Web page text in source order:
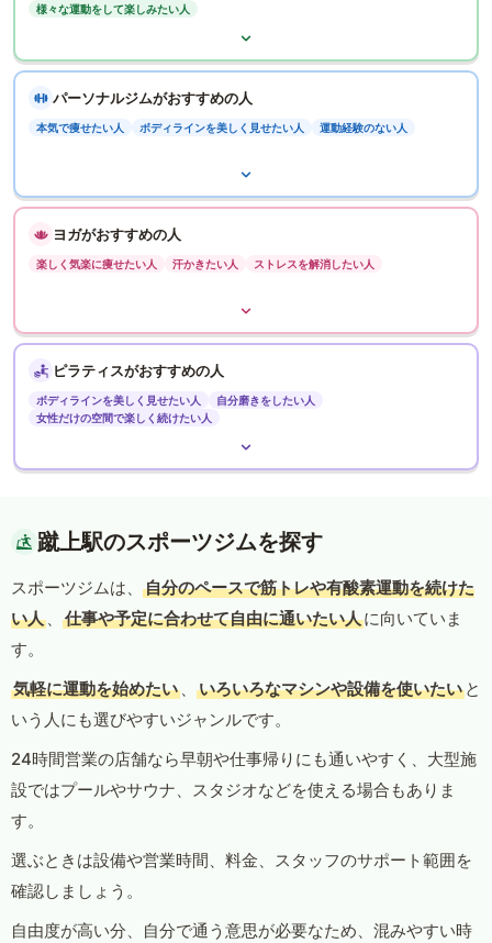
様々な運動をして楽しみたい人
パーソナルジムがおすすめの人
本気で痩せたい人 ボディラインを美しく見せたい人 運動経験のない人
ヨガがおすすめの人
楽しく気楽に痩せたい人 汗かきたい人 ストレスを解消したい人
ピラティスがおすすめの人
ボディラインを美しく見せたい人
自分磨きをしたい人
女性だけの空間で楽しく続けたい人
蹴上駅のスポーツジムを探す
スポーツジムは、
自分のペースで筋トレや有酸素運動を続けた
い人 、 仕事や予定に合わせて自由に通いたい人に向いていま
す。
気軽に運動を始めたい 、 いろいろなマシンや設備を使いたい と
いう人にも選びやすいジャンルです。
24時間営業の店舗なら早朝や仕事帰りにも通いやすく、大型施
設ではプールやサウナ、スタジオなどを使える場合もありま
す。
選ぶときは設備や営業時間、料金、スタッフのサポート範囲を
確認しましょう。
自由度が高い分、自分で通う意思が必要なため、混みやすい時